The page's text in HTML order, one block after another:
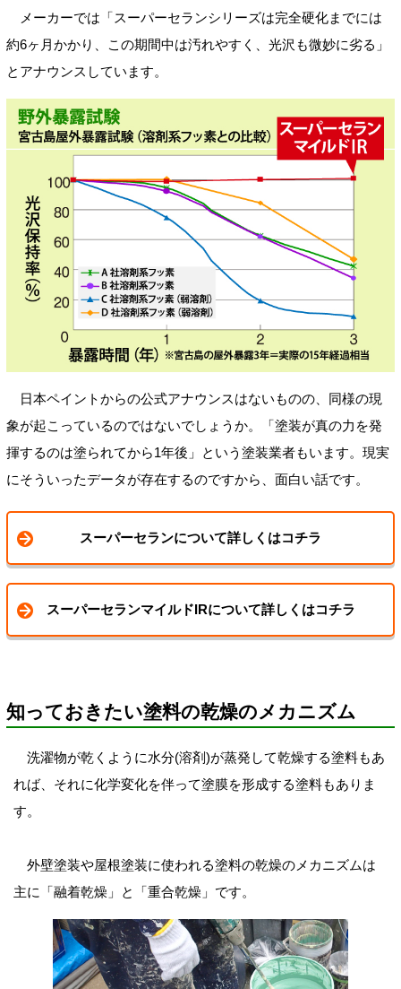
メーカーでは「スーパーセランシリーズは完全硬化までには
約6ヶ月かかり、この期間中は汚れやすく、光沢も微妙に劣る」
とアナウンスしています。
日本ペイントからの公式アナウンスはないものの、同様の現
象が起こっているのではないでしょうか。「塗装が真の力を発
揮するのは塗られてから1年後」という塗装業者もいます。現実
にそういったデータが存在するのですから、面白い話です。
スーパーセランについて詳しくはコチラ
スーパーセランマイルドIRについて詳しくはコチラ
知っておきたい塗料の乾燥のメカニズム
洗濯物が乾くように水分(溶剤)が蒸発して乾燥する塗料もあ
れば、それに化学変化を伴って塗膜を形成する塗料もありま
す。
外壁塗装や屋根塗装に使われる塗料の乾燥のメカニズムは
主に「融着乾燥」と「重合乾燥」です。